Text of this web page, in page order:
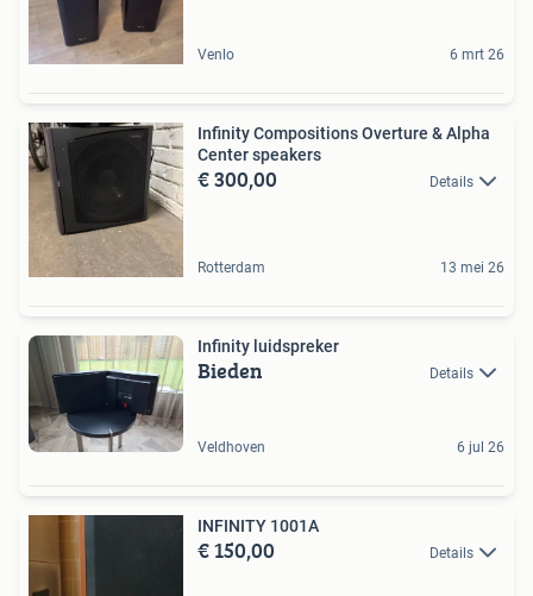
Venlo 6 mrt 26
Infinity Compositions Overture & Alpha
Center speakers
€ 300,00 Details
Rotterdam 13 mei 26
Infinity luidspreker
Bieden Details
Veldhoven 6 jul 26
INFINITY 1001A
€ 150,00 Details